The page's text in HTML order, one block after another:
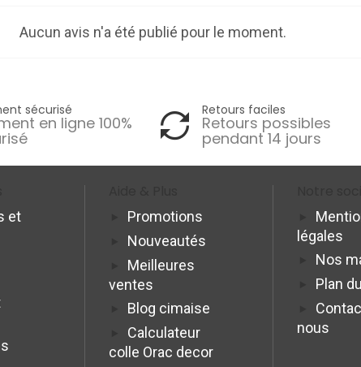
Aucun avis n'a été publié pour le moment.
sécurisé
en ligne 100%
Retours faciles
Retours possibles
pendant 14 jours
et
Promotions
Nouveautés
Meilleures
ventes
Blog cimaise
Calculateur
colle Orac decor
légales
Nos
Plan
nous